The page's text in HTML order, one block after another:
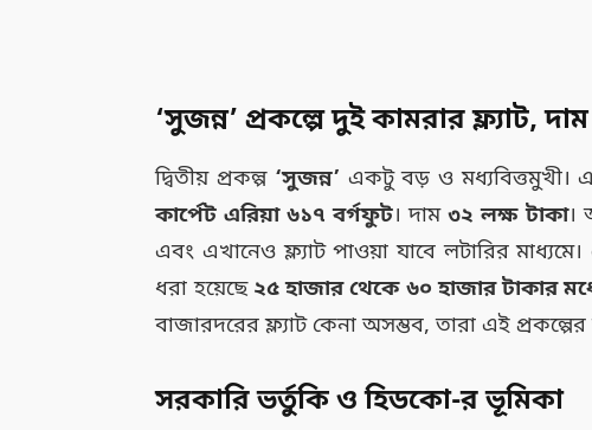
‘সুজন্ন’ প্রকল্পে দুই কামরার ফ্ল্যাট,
দ্বিতীয় প্রকল্প ‘সুজন্ন’ একটু বড় ও মধ্যবিত্তমুখী।
কার্পেট এরিয়া ৬১৭ বর্গফুট। দাম৩২ লক্ষ টাকা।
এবং এখানেও ফ্ল্যাট পাওয়া যাবে লটারির
ধরা হয়েছে ২৫ হাজার থেকে ৬০ হাজার টাকার
বাজারদরের ফ্ল্যাট কেনা অসম্ভব, তারা এই
সরকারি ভর্তুকি ও হিডকো-র ভূমিকা